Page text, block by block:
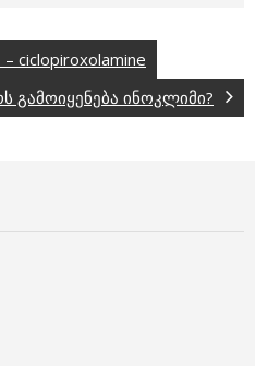
ciclopiroxolamine
გამოიყენება ინოკლიმი?